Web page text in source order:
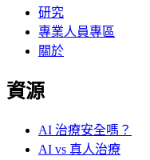
研究
專業人員專區
關於
資源
AI 治療安全嗎？
AI vs 真人治療